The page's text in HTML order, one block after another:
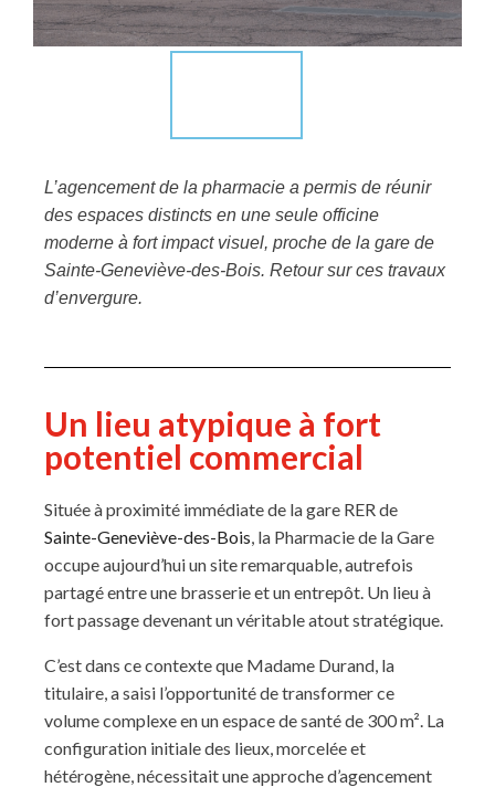
L’agencement de la pharmacie a permis de réunir
des espaces distincts en une seule officine
moderne à fort impact visuel, proche de la gare de
Sainte-Geneviève-des-Bois. Retour sur ces travaux
d’envergure.
Un lieu atypique à fort
potentiel commercial
Située à proximité immédiate de la gare RER de
Sainte-Geneviève-des-Bois , la Pharmacie de la Gare
occupe aujourd’hui un site remarquable, autrefois
partagé entre une brasserie et un entrepôt. Un lieu à
fort passage devenant un véritable atout stratégique.
C’est dans ce contexte que Madame Durand, la
titulaire, a saisi l’opportunité de transformer ce
volume complexe en un espace de santé de 300 m². La
configuration initiale des lieux, morcelée et
hétérogène, nécessitait une approche d’agencement